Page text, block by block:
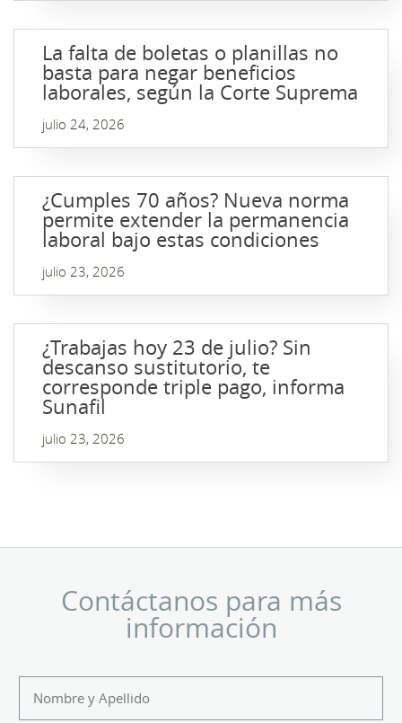
La falta de boletas o planillas no
basta para negar beneficios
laborales, según la Corte Suprema
julio 24, 2026
¿Cumples 70 años? Nueva norma
permite extender la permanencia
laboral bajo estas condiciones
julio 23, 2026
¿Trabajas hoy 23 de julio? Sin
descanso sustitutorio, te
corresponde triple pago, informa
Sunafil
julio 23, 2026
Contáctanos para más
información